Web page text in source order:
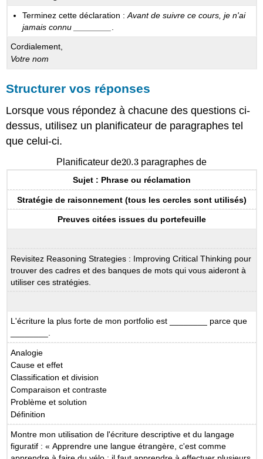
Terminez cette déclaration :Avant de suivre ce cours, je n'ai
jamais connu ________
Cordialement,
Votre nom
Structurer vos réponses
Lorsque vous répondez à chacune des questions ci-
dessus, utilisez un planificateur de paragraphes tel
que celui-ci.
Planificateur de20.3
20.3paragraphes de
Sujet : Phrase ou réclamation
Stratégie de raisonnement (tous les cercles sont utilisés)
Preuves citées issues du portefeuille
Revisitez Reasoning Strategies : Improving Critical Thinking pour
trouver des cadres et des banques de mots qui vous aideront à
utiliser ces stratégies.
L'écriture la plus forte de mon portfolio est ________ parce que
Analogie
Cause et effet
Classification et division
Comparaison et contraste
Problème et solution
Définition
Montre mon utilisation de l'écriture descriptive et du langage
figuratif : « Apprendre une langue étrangère, c'est comme